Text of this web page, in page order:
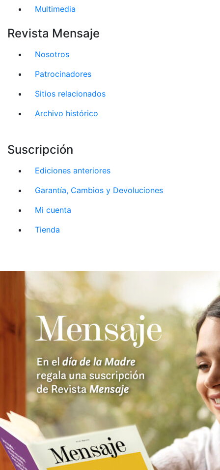
Multimedia
Revista Mensaje
Nosotros
Patrocinadores
Sitios relacionados
Archivo histórico
Suscripción
Ediciones anteriores
Garantía, Cambios y Devoluciones
Mi cuenta
Tienda